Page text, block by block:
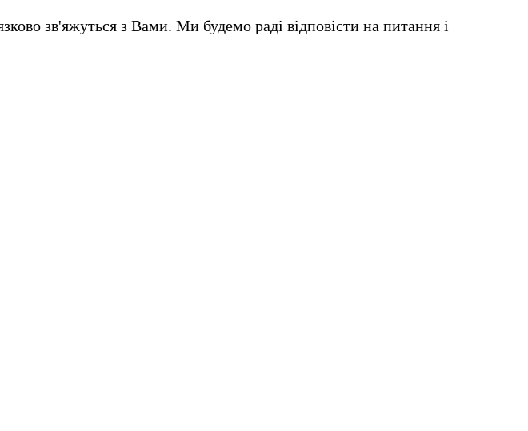
зв'яжуться з Вами. Ми будемо раді відповісти на питання і